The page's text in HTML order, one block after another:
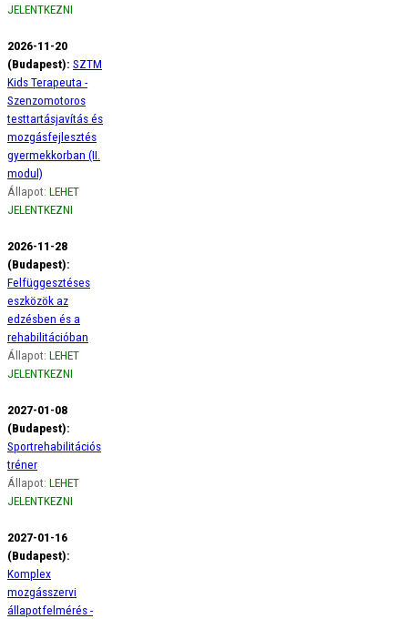
JELENTKEZNI
2026-11-20
(Budapest): SZTM
Kids Terapeuta -
Szenzomotoros
testtartásjavítás és
mozgásfejlesztés
gyermekkorban (II.
modul)
Állapot: LEHET
JELENTKEZNI
2026-11-28
(Budapest):
Felfüggesztéses
eszközök az
edzésben és a
rehabilitációban
Állapot: LEHET
JELENTKEZNI
2027-01-08
(Budapest):
Sportrehabilitációs
tréner
Állapot: LEHET
JELENTKEZNI
2027-01-16
(Budapest):
Komplex
mozgásszervi
állapotfelmérés -